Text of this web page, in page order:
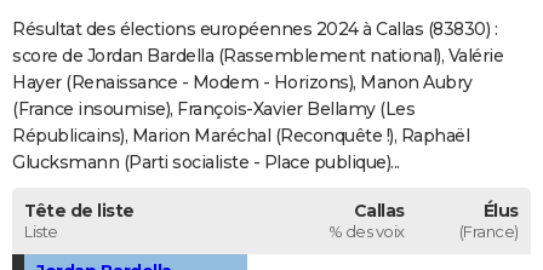
COPAINS D'AVANT
S'inscrire
Se connecter
Lycées
Collèges
Primaires
Universités
Entreprises
Service militaire
Avis de recherche
AVIS DE DÉCÈS
FORUM
Résultat des élections européennes 2024 à Callas (83830) :
score de Jordan Bardella (Rassemblement national), Valérie
Hayer (Renaissance - Modem - Horizons), Manon Aubry
(France insoumise), François-Xavier Bellamy (Les
Républicains), Marion Maréchal (Reconquête !), Raphaël
Glucksmann (Parti socialiste - Place publique)...
Tête de liste
Liste
Callas
% des voix
Élus
(France)